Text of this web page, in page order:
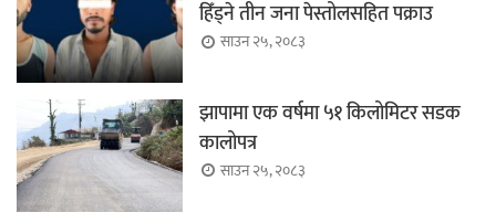
हिँड्ने तीन जना पेस्तोलसहित पक्राउ
साउन २५, २०८३
झापामा एक वर्षमा ५१ किलोमिटर सडक
कालोपत्र
साउन २५, २०८३